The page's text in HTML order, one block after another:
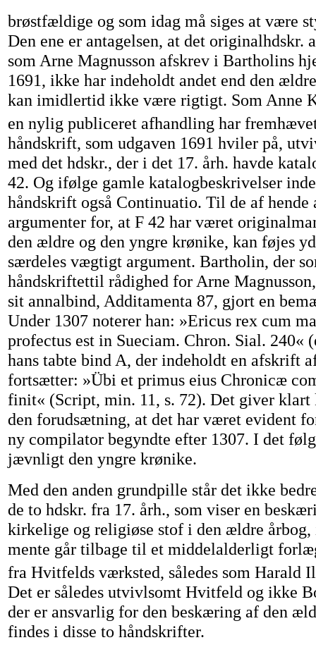
brøstfældige og som idag må siges at være
Den ene er antagelsen, at det
som Arne Magnusson afskrev i Bartholins
1691, ikke har indeholdt andet end den
kan imidlertid ikke være rigtigt. Som Anne
en nylig publiceret afhandling har
håndskrift, som udgaven 1691 hviler på,
med det hdskr., der i det 17. årh. havde
42. Og ifølge gamle katalogbeskrivelser
håndskrift også Continuatio. Til de af hende
argumenter for, at F 42 har været
den ældre og den yngre krønike, kan føjes
særdeles vægtigt argument. Bartholin, der
håndskriftettil rådighed for Arne
sit annalbind, Additamenta 87, gjort en
Under 1307 noterer han: »Ericus rex cum
profectus est in Sueciam. Chron. Sial. 240«
hans tabte bind A, der indeholdt en afskrift
fortsætter: »Übi et primus eius Chronicæ
finit« (Script, min. 11, s. 72). Det giver klart
den forudsætning, at det har været evident
ny compilator begyndte efter 1307. I det
jævnligt den yngre krønike.
Med den anden grundpille står det ikke
de to hdskr. fra 17. årh., som viser en
kirkelige og religiøse stof i den ældre årbog,
mente går tilbage til et middelalderligt
fra Hvitfelds værksted, således som Harald
Det er således utvivlsomt Hvitfeld og ikke
der er ansvarlig for den beskæring af den
findes i disse to håndskrifter.